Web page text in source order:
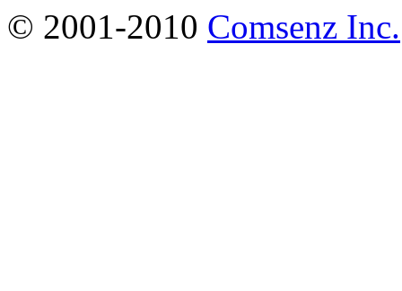
© 2001-2010 Comsenz Inc.